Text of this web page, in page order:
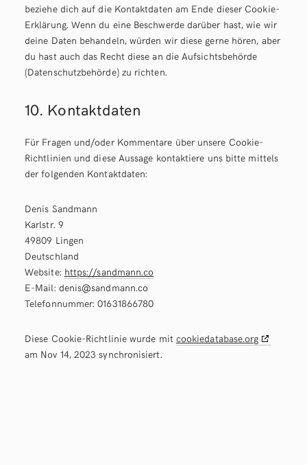
beziehe dich auf die Kontaktdaten am Ende dieser Cookie-
Erklärung. Wenn du eine Beschwerde darüber hast, wie wir
deine Daten behandeln, würden wir diese gerne hören, aber
du hast auch das Recht diese an die Aufsichtsbehörde
(Datenschutzbehörde) zu richten.
10. Kontaktdaten
Für Fragen und/oder Kommentare über unsere Cookie-
Richtlinien und diese Aussage kontaktiere uns bitte mittels
der folgenden Kontaktdaten:
Denis Sandmann
Karlstr. 9
49809 Lingen
Deutschland
Website: https://sandmann.co
E-Mail: denis@sandmann.co
Telefonnummer: 01631866780
Diese Cookie-Richtlinie wurde mit cookiedatabase.org
am Nov 14, 2023 synchronisiert.